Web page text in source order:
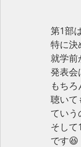
第1部
特に決
就学前
発表会
もち
聴いて
てい
そし
です😆